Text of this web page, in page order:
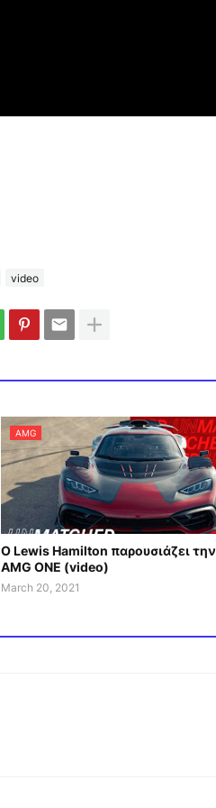
video
AMG
Ο Lewis Hamilton παρουσιάζει την
AMG ONE (video)
March 20, 2021